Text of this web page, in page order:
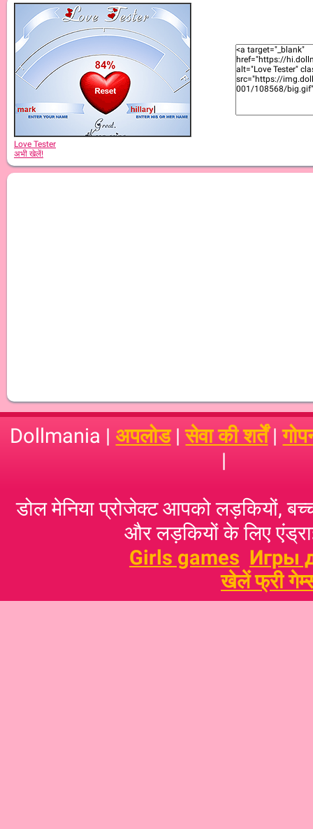
Love Tester
अभी खेलें!
Dollmania | अपलोड|सेवा की शर्तें|
|
डोल मेनिया प्रोजेक्ट आपको लड़कियों,
और लड़कियों के लिए
Girls games Игры
खेलें फ्री